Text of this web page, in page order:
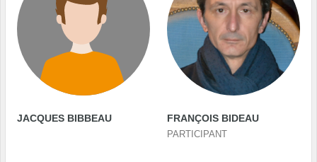
JACQUES BIBBEAU FRANÇOIS BIDEAU
PARTICIPANT